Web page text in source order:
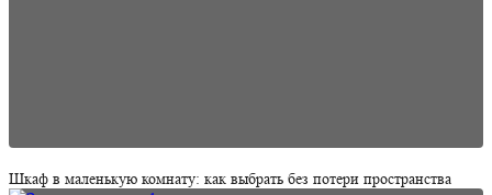
Шкаф в маленькую комнату: как выбрать без потери пространства